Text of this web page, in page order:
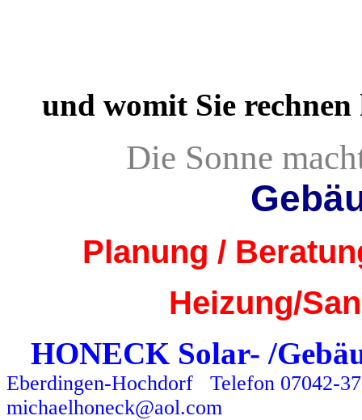
und womit Sie rechnen
Die Sonne
Planung /
Heizung/
HONECK Solar- /
Eberdingen-Hochdorf
Telefon 07042-
michaelhoneck@aol.com